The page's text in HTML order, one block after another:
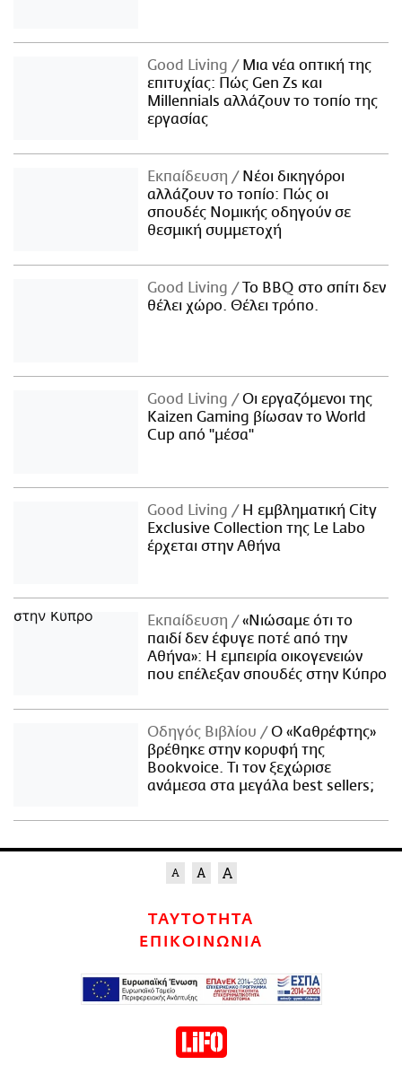
Good Living
Μια νέα οπτική της
επιτυχίας: Πώς Gen Zs και
Millennials αλλάζουν το τοπίο της
εργασίας
Εκπαίδευση
Νέοι δικηγόροι
αλλάζουν το τοπίο: Πώς οι
σπουδές Νομικής οδηγούν σε
θεσμική συμμετοχή
Good Living
Το BBQ στο σπίτι δεν
θέλει χώρο. Θέλει τρόπο.
Good Living
Οι εργαζόμενοι της
Kaizen Gaming βίωσαν το World
Cup από "μέσα"
Good Living
Η εμβληματική City
Exclusive Collection της Le Labo
έρχεται στην Αθήνα
Εκπαίδευση
«Νιώσαμε ότι το
παιδί δεν έφυγε ποτέ από την
Αθήνα»: Η εμπειρία οικογενειών
που επέλεξαν σπουδές στην Κύπρο
Οδηγός Βιβλίου
Ο «Καθρέφτης»
βρέθηκε στην κορυφή της
Bookvoice. Τι τον ξεχώρισε
ανάμεσα στα μεγάλα best sellers;
ΤΑΥΤΟΤΗΤΑ
ΕΠΙΚΟΙΝΩΝΙΑ